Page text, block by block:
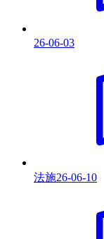
26-06-03
法施26-06-10